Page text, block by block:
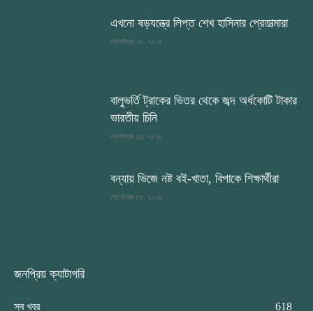
এখনো ষড়যন্ত্রে লিপ্ত শেখ হাসিনার প্রেতাত্মারা
সেপ্টেম্বর ২৫, ২০২৪
বালুভর্তি ট্রাকের ভিতর থেকে জব্দ অর্ধকোটি টাকার
ভারতীয় চিনি
সেপ্টেম্বর ১৯, ২০২৪
বন্যায় ভিজে নষ্ট বই-খাতা, বিপাকে শিক্ষার্থীরা
সেপ্টেম্বর ১৫, ২০২৪
জনপ্রিয় ক্যাটাগরি
সব খবর
618